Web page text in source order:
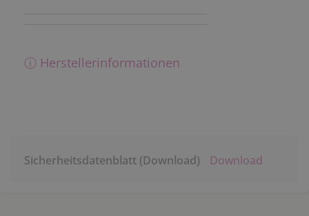
ⓘ Herstellerinformationen
Sicherheitsdatenblatt (Download) Download